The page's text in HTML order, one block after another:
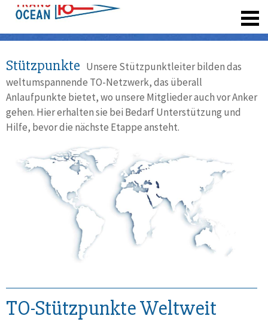
Stützpunkte Unsere Stützpunktleiter bilden das
weltumspannende TO-Netzwerk, das überall
Anlaufpunkte bietet, wo unsere Mitglieder auch vor Anker
gehen. Hier erhalten sie bei Bedarf Unterstützung und
Hilfe, bevor die nächste Etappe ansteht.
TO-Stützpunkte Weltweit